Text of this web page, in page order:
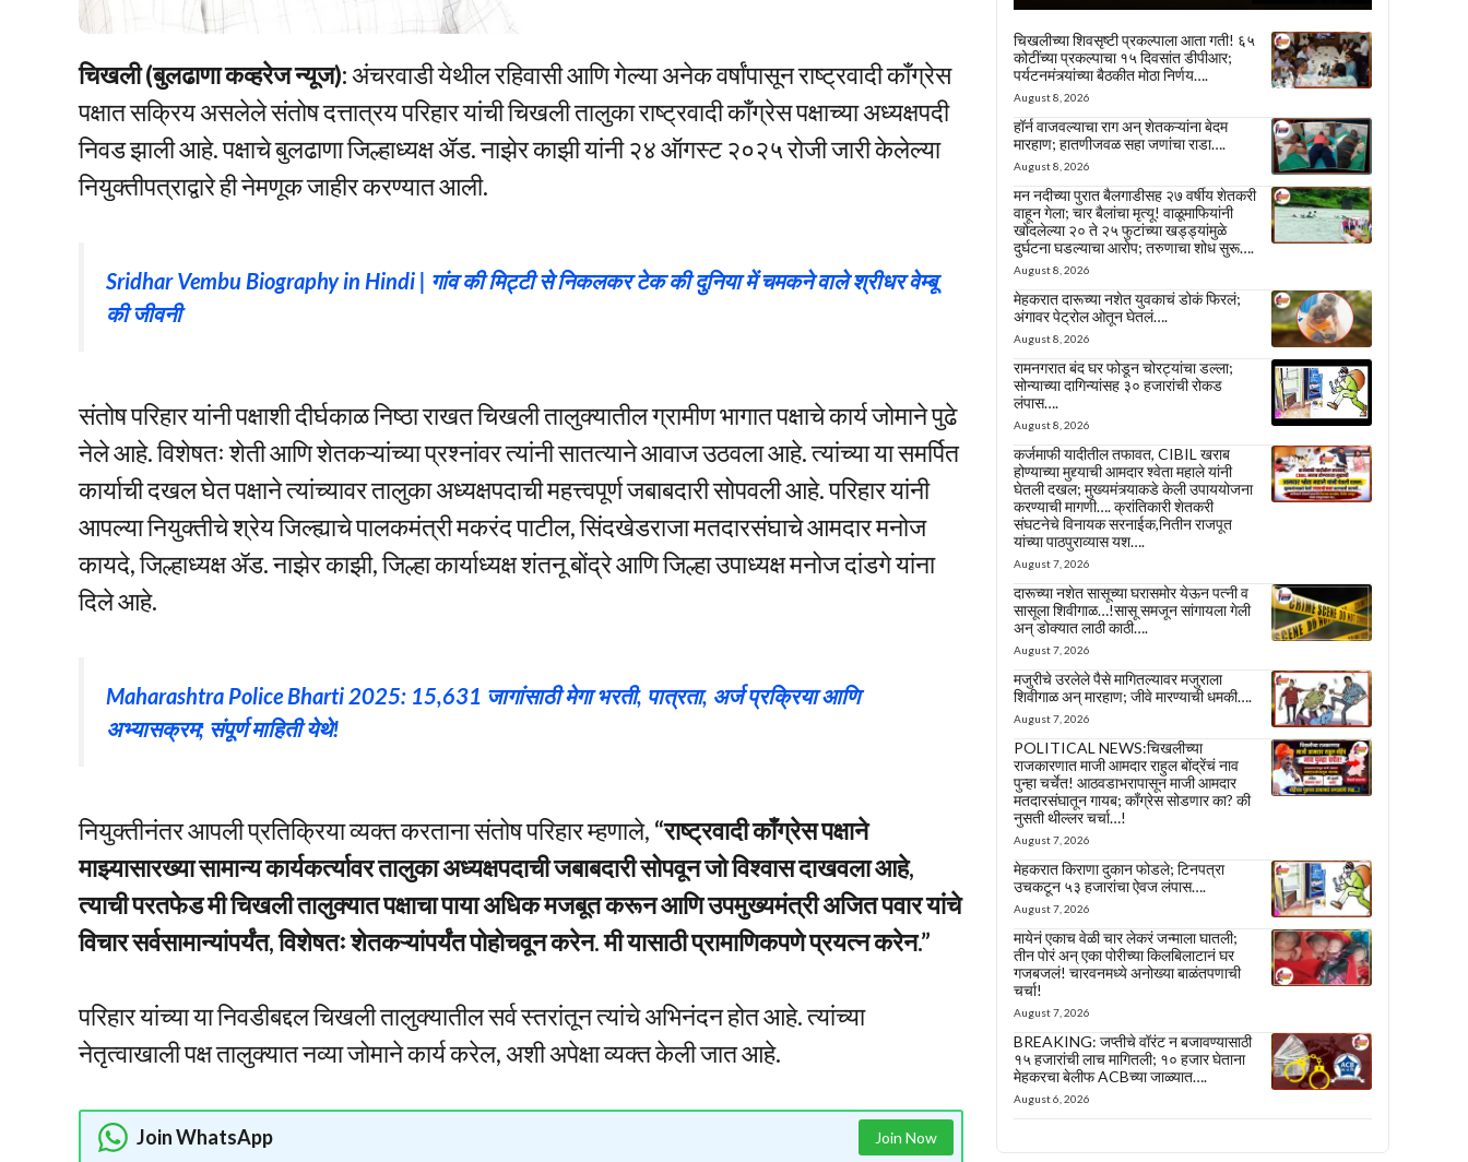
चिखली (बुलढाणा कव्हरेज न्यूज):अंचरवाडी येथील रहिवासी आणि गेल्या अनेक वर्षांपासून राष्ट्रवादी काँग्रेस
पक्षात सक्रिय असलेले संतोष दत्तात्रय परिहार यांची चिखली तालुका राष्ट्रवादी काँग्रेस पक्षाच्या अध्यक्षपदी
निवड झाली आहे. पक्षाचे बुलढाणा जिल्हाध्यक्ष ॲड. नाझेर काझी यांनी २४ ऑगस्ट २०२५ रोजी जारी केलेल्या
नियुक्तीपत्राद्वारे ही नेमणूक जाहीर करण्यात आली.
Sridhar Vembu Biography in Hindi | गांव की मिट्टी से निकलकर टेक की दुनिया में चमकने वाले श्रीधर वेम्बू
की जीवनी
संतोष परिहार यांनी पक्षाशी दीर्घकाळ निष्ठा राखत चिखली तालुक्यातील ग्रामीण भागात पक्षाचे कार्य जोमाने पुढे
नेले आहे. विशेषतः शेती आणि शेतकऱ्यांच्या प्रश्नांवर त्यांनी सातत्याने आवाज उठवला आहे. त्यांच्या या समर्पित
कार्याची दखल घेत पक्षाने त्यांच्यावर तालुका अध्यक्षपदाची महत्त्वपूर्ण जबाबदारी सोपवली आहे. परिहार यांनी
आपल्या नियुक्तीचे श्रेय जिल्ह्याचे पालकमंत्री मकरंद पाटील, सिंदखेडराजा मतदारसंघाचे आमदार मनोज
कायदे, जिल्हाध्यक्ष ॲड. नाझेर काझी, जिल्हा कार्याध्यक्ष शंतनू बोंद्रे आणि जिल्हा उपाध्यक्ष मनोज दांडगे यांना
दिले आहे.
Maharashtra Police Bharti 2025: 15,631 जागांसाठी मेगा भरती, पात्रता, अर्ज प्रक्रिया आणि
अभ्यासक्रम; संपूर्ण माहिती येथे!
नियुक्तीनंतर आपली प्रतिक्रिया व्यक्त करताना संतोष परिहार म्हणाले, “राष्ट्रवादी काँग्रेस पक्षाने
माझ्यासारख्या सामान्य कार्यकर्त्यावर तालुका अध्यक्षपदाची जबाबदारी सोपवून जो विश्वास दाखवला आहे,
त्याची परतफेड मी चिखली तालुक्यात पक्षाचा पाया अधिक मजबूत करून आणि उपमुख्यमंत्री अजित पवार यांचे
विचार सर्वसामान्यांपर्यंत, विशेषतः शेतकऱ्यांपर्यंत पोहोचवून करेन. मी यासाठी प्रामाणिकपणे प्रयत्न करेन.”
परिहार यांच्या या निवडीबद्दल चिखली तालुक्यातील सर्व स्तरांतून त्यांचे अभिनंदन होत आहे. त्यांच्या
नेतृत्वाखाली पक्ष तालुक्यात नव्या जोमाने कार्य करेल, अशी अपेक्षा व्यक्त केली जात आहे.
Join WhatsApp Join Now
चिखलीच्या शिवसृष्टी प्रकल्पाला आता गती! ६५
कोटींच्या प्रकल्पाचा १५ दिवसांत डीपीआर;
पर्यटनमंत्र्यांच्या बैठकीत मोठा निर्णय….
August 8, 2026
हॉर्न वाजवल्याचा राग अन् शेतकऱ्यांना बेदम
मारहाण; हातणीजवळ सहा जणांचा राडा….
August 8, 2026
मन नदीच्या पुरात बैलगाडीसह २७ वर्षीय शेतकरी
वाहून गेला; चार बैलांचा मृत्यू! वाळूमाफियांनी
खोदलेल्या २० ते २५ फुटांच्या खड्ड्यांमुळे
दुर्घटना घडल्याचा आरोप; तरुणाचा शोध सुरू….
August 8, 2026
मेहकरात दारूच्या नशेत युवकाचं डोकं फिरलं;
अंगावर पेट्रोल ओतून घेतलं….
August 8, 2026
रामनगरात बंद घर फोडून चोरट्यांचा डल्ला;
सोन्याच्या दागिन्यांसह ३० हजारांची रोकड
लंपास….
August 8, 2026
कर्जमाफी यादीतील तफावत, CIBIL खराब
होण्याच्या मुद्द्याची आमदार श्वेता महाले यांनी
घेतली दखल; मुख्यमंत्र्याकडे केली उपाययोजना
करण्याची मागणी…. क्रांतिकारी शेतकरी
संघटनेचे विनायक सरनाईक,नितीन राजपूत
यांच्या पाठपुराव्यास यश….
August 7, 2026
दारूच्या नशेत सासूच्या घरासमोर येऊन पत्नी व
सासूला शिवीगाळ…!सासू समजून सांगायला गेली
अन् डोक्यात लाठी काठी….
August 7, 2026
मजुरीचे उरलेले पैसे मागितल्यावर मजुराला
शिवीगाळ अन् मारहाण; जीवे मारण्याची धमकी….
August 7, 2026
POLITICAL NEWS:चिखलीच्या
राजकारणात माजी आमदार राहुल बोंद्रेंचं नाव
पुन्हा चर्चेत! आठवडाभरापासून माजी आमदार
मतदारसंघातून गायब; काँग्रेस सोडणार का? की
नुसती थील्लर चर्चा…!
August 7, 2026
मेहकरात किराणा दुकान फोडले; टिनपत्रा
उचकटून ५३ हजारांचा ऐवज लंपास….
August 7, 2026
मायेनं एकाच वेळी चार लेकरं जन्माला घातली;
तीन पोरं अन् एका पोरीच्या किलबिलाटानं घर
गजबजलं! चारवनमध्ये अनोख्या बाळंतपणाची
चर्चा!
August 7, 2026
BREAKING: जप्तीचे वॉरंट न बजावण्यासाठी
१५ हजारांची लाच मागितली; १० हजार घेताना
मेहकरचा बेलीफ ACBच्या जाळ्यात….
August 6, 2026